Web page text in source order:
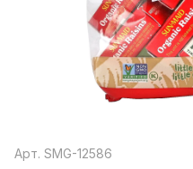
Арт. SMG-12586